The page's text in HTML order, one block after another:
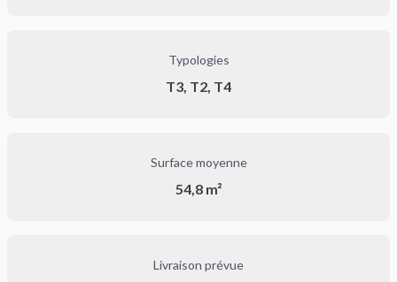
Typologies
T3, T2, T4
Surface moyenne
54,8 m²
Livraison prévue